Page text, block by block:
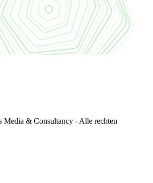
& Consultancy - Alle rechten